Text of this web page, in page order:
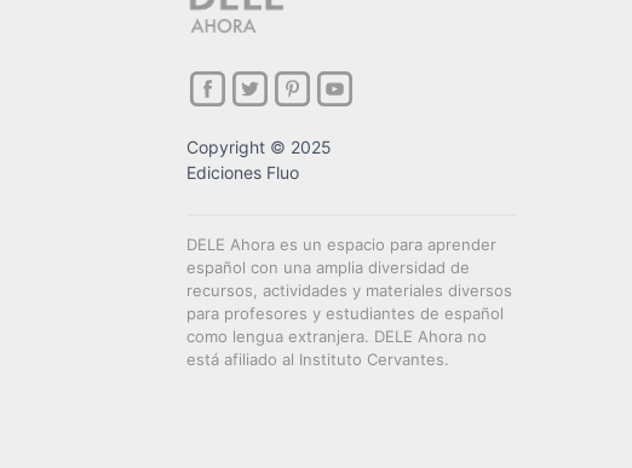
Copyright © 2025
Ediciones Fluo
DELE Ahora es un espacio para aprender
español con una amplia diversidad de
recursos, actividades y materiales diversos
para profesores y estudiantes de español
como lengua extranjera. DELE Ahora no
está afiliado al Instituto Cervantes.